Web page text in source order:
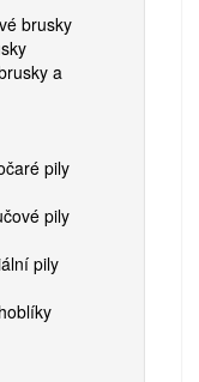
brusky
a
pily
pily
pily